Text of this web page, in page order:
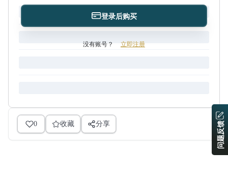
登录后购买
没有账号？ 立即注册
0 收藏 分享 问题反馈